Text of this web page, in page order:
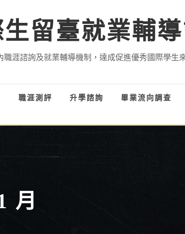
留臺就業輔
涯諮詢及就業輔導機制，達成促進優秀國際學生
職涯測評 升學諮詢 畢業流向調查
月